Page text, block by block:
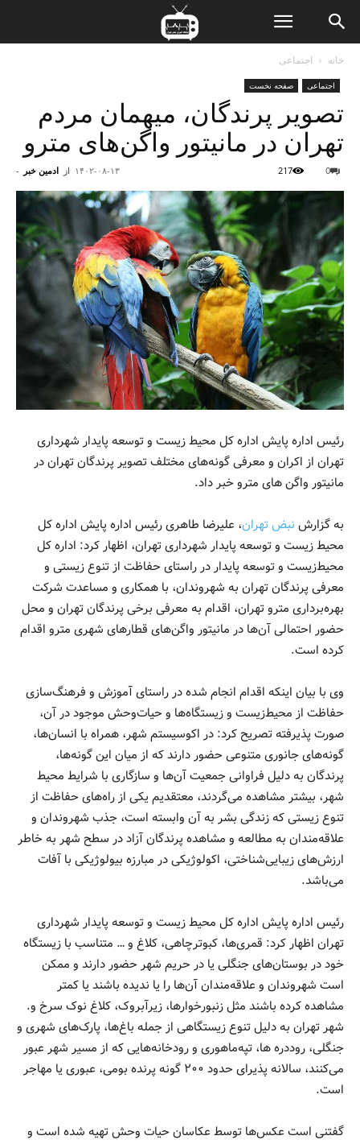
خانه اجتماعی
اجتماعی صفحه نخست
تصویر پرندگان، میهمان مردم
تهران در مانیتور واگن‌های مترو
از ادمین خبر - ۱۴۰۲-۰۸-۱۳ 0
217
رئیس اداره پایش اداره کل محیط زیست و توسعه پایدار شهرداری
تهران از اکران و معرفی گونه‌های مختلف تصویر پرندگان تهران در
مانیتور واگن های مترو خبر داد.
به گزارش نبض تهران، علیرضا طاهری رئیس اداره پایش اداره کل
محیط زیست و توسعه پایدار شهرداری تهران، اظهار کرد: اداره کل
محیط‌زیست و توسعه پایدار در راستای حفاظت از تنوع زیستی و
معرفی پرندگان تهران به شهروندان، با همکاری و مساعدت شرکت
بهره‌برداری مترو تهران، اقدام به معرفی برخی پرندگان تهران و محل
حضور احتمالی آن‌ها در مانیتور واگن‌های قطار‌های شهری مترو اقدام
کرده است.
وی با بیان اینکه اقدام انجام شده در راستای آموزش و فرهنگ‌سازی
حفاظت از محیط‌زیست و زیستگاه‌ها و حیات‌وحش موجود در آن،
صورت پذیرفته تصریح کرد: در اکوسیستم شهر، همراه با انسان‌ها،
گونه‌های جانوری متنوعی حضور دارند که از میان این گونه‌ها،
پرندگان به دلیل فراوانی جمعیت آن‌ها و سازگاری با شرایط محیط
شهر، بیشتر مشاهده می‌گردند، معتقدیم یکی از راه‌های حفاظت از
تنوع زیستی که زندگی بشر به آن وابسته است، جذب شهروندان و
علاقه‌مندان به مطالعه و مشاهده پرندگان آزاد در سطح شهر به خاطر
ارزش‌های زیبایی‌شناختی، اکولوژیکی در مبارزه بیولوژیکی با آفات
می‌باشد.
رئیس اداره پایش اداره کل محیط زیست و توسعه پایدار شهرداری
تهران اظهار کرد: قمری‌ها، کبوترچاهی، کلاغ و … متناسب با زیستگاه
خود در بوستان‌های جنگلی یا در حریم شهر حضور دارند و ممکن
است شهروندان و علاقه‌مندان آن‌ها را یا ندیده باشند یا کمتر
مشاهده کرده باشند مثل زنبورخوارها، زیرآبروک، کلاغ نوک سرخ و.
شهر تهران به دلیل تنوع زیستگاهی از جمله باغ‌ها، پارک‌های شهری و
جنگلی، روددره ها، تپه‌ماهوری و رودخانه‌هایی که از مسیر شهر عبور
می‌کنند، سالانه پذیرای حدود ۲۰۰ گونه پرنده بومی، عبوری یا مهاجر
است.
گفتنی است عکس‌ها توسط عکاسان حیات وحش تهیه شده است و